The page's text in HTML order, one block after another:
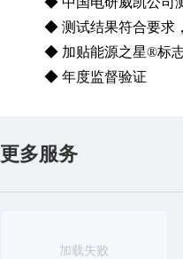
◆ 测试结果符合要求
◆ 加贴能源之星®标
◆ 年度监督验证
更多服务
加载失败